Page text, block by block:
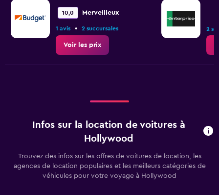
10,0 Merveilleux
1 avis • 2 succursales
Voir les prix
2
Infos sur la location de voitures à
Hollywood
Trouvez des infos sur les offres de voitures de location, les
agences de location populaires et les meilleurs catégories de
véhicules pour votre voyage à Hollywood